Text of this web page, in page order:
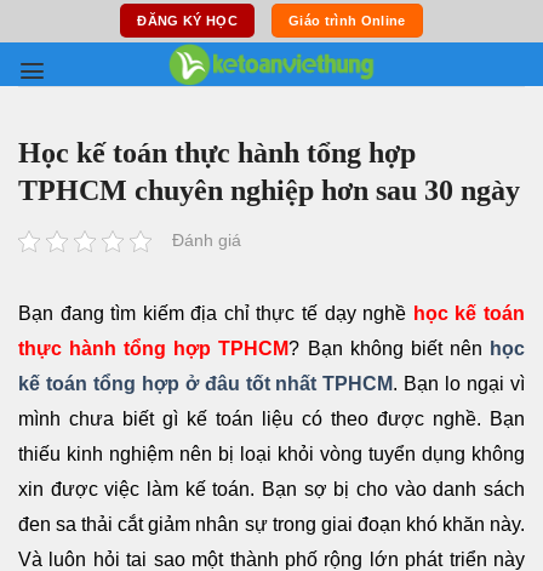
content
ĐĂNG KÝ HỌC Giáo trình Online
Học kế toán thực hành tổng hợp
TPHCM chuyên nghiệp hơn sau 30 ngày
Đánh giá
Bạn đang tìm kiếm địa chỉ thực tế dạy nghề học kế toán
thực hành tổng hợp TPHCM? Bạn không biết nên học
kế toán tổng hợp ở đâu tốt nhất TPHCM. Bạn lo ngại vì
mình chưa biết gì kế toán liệu có theo được nghề. Bạn
thiếu kinh nghiệm nên bị loại khỏi vòng tuyển dụng không
xin được việc làm kế toán. Bạn sợ bị cho vào danh sách
đen sa thải cắt giảm nhân sự trong giai đoạn khó khăn này.
Và luôn hỏi tai sao một thành phố rộng lớn phát triển này